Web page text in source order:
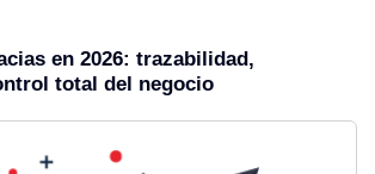
en 2026: trazabilidad,
total del negocio